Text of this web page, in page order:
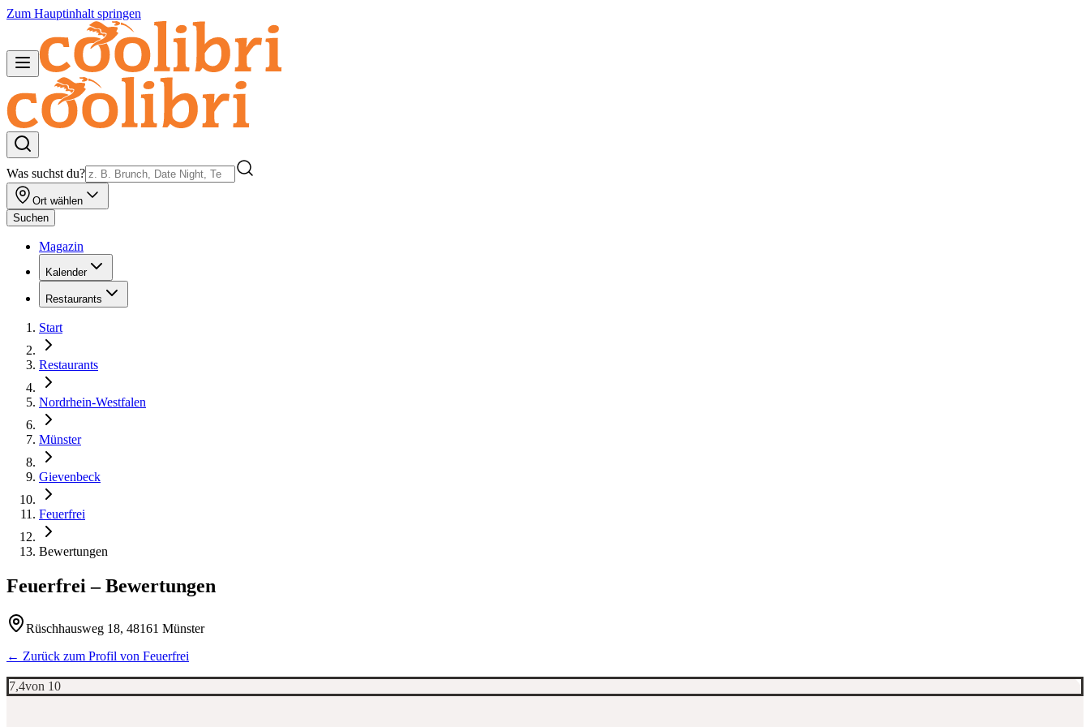
Zum Hauptinhalt springen
Was suchst du?
Ort wählen
Suchen
Magazin
Kalender
Restaurants
Start
Restaurants
Nordrhein-Westfalen
Münster
Gievenbeck
Feuerfrei
Bewertungen
Feuerfrei – Bewertungen
Rüschhausweg 18, 48161 Münster
← Zurück zum Profil von Feuerfrei
7,4von 10